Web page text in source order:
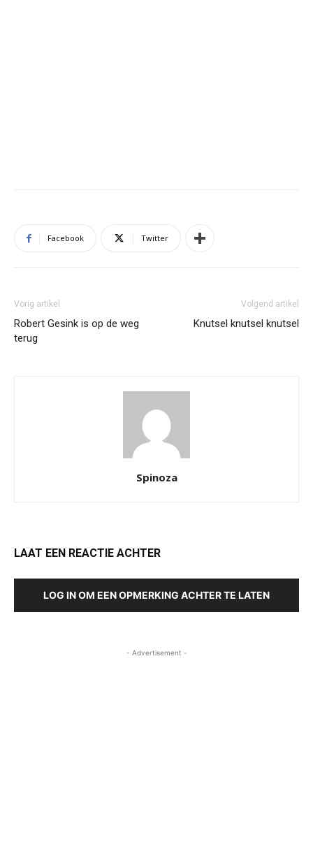
Facebook Twitter
Vorig artikel
Robert Gesink is op de weg
terug
Volgend artikel
Knutsel knutsel knutsel
Spinoza
LAAT EEN REACTIE ACHTER
LOG IN OM EEN OPMERKING ACHTER TE LATEN
- Advertisement -